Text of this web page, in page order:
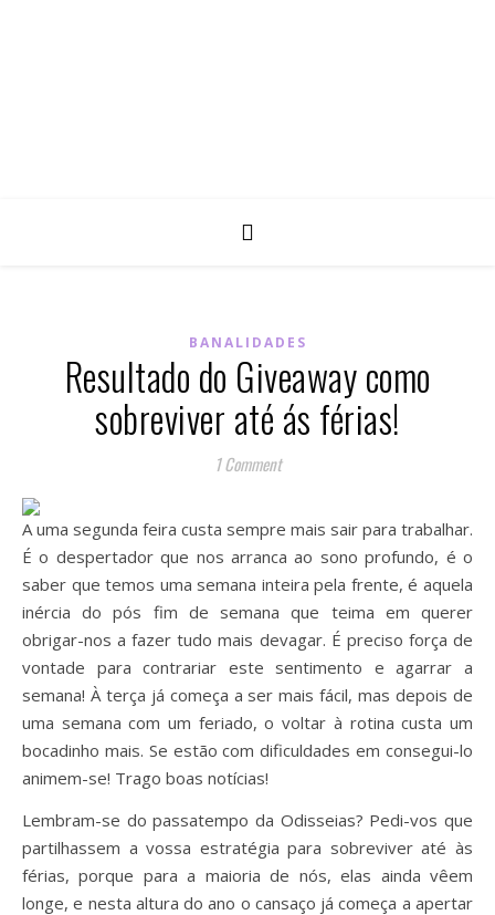
BANALIDADES
Resultado do Giveaway como
sobreviver até ás férias!
1 Comment
A uma segunda feira custa sempre mais sair para trabalhar.
É o despertador que nos arranca ao sono profundo, é o
saber que temos uma semana inteira pela frente, é aquela
inércia do pós fim de semana que teima em querer
obrigar-nos a fazer tudo mais devagar. É preciso força de
vontade para contrariar este sentimento e agarrar a
semana! À terça já começa a ser mais fácil, mas depois de
uma semana com um feriado, o voltar à rotina custa um
bocadinho mais. Se estão com dificuldades em consegui-lo
animem-se! Trago boas notícias!
Lembram-se do passatempo da Odisseias? Pedi-vos que
partilhassem a vossa estratégia para sobreviver até às
férias, porque para a maioria de nós, elas ainda vêem
longe, e nesta altura do ano o cansaço já começa a apertar